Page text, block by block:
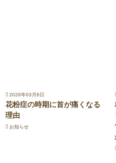
2026年03月6日
花粉症の時期に首が痛くなる
理由
お知らせ